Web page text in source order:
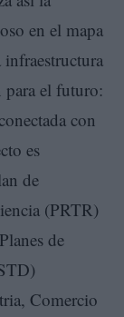
en el mapa
para el futuro:
con
es
de
(PRTR)
de
Comercio